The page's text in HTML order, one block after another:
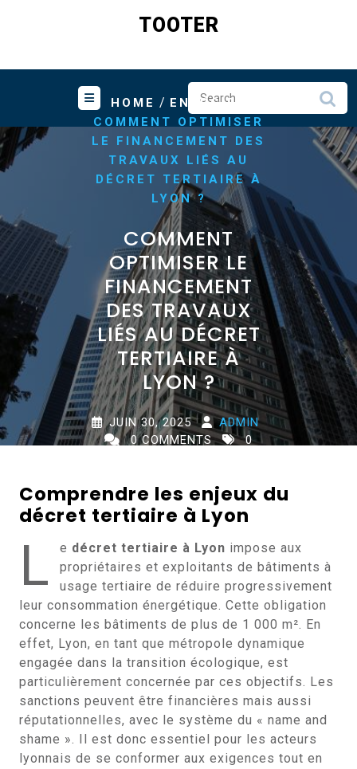
TOOTER
HOME / ENERGIE
COMMENT OPTIMISER
LE FINANCEMENT DES
TRAVAUX LIÉS AU
DÉCRET TERTIAIRE À
LYON ?
COMMENT
OPTIMISER LE
FINANCEMENT
DES TRAVAUX
LIÉS AU DÉCRET
TERTIAIRE À
LYON ?
JUIN 30, 2025
ADMIN
0 COMMENTS
0
Comprendre les enjeux du
décret tertiaire à Lyon
L e décret tertiaire à Lyon impose aux
propriétaires et exploitants de bâtiments à
usage tertiaire de réduire progressivement
leur consommation énergétique. Cette obligation
concerne les bâtiments de plus de 1 000 m². En
effet, Lyon, en tant que métropole dynamique
engagée dans la transition écologique, est
particulièrement concernée par ces objectifs. Les
sanctions peuvent être financières mais aussi
réputationnelles, avec le système du « name and
shame ». Il est donc essentiel pour les acteurs
lyonnais de se conformer aux exigences tout en